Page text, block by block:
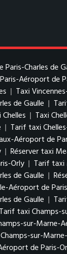
Charles de
Aéroport de
| Taxi
de Gaulle |
| Taxi
| Tarif taxi
Aéroport de
| Réserver taxi
Orly | Tarif taxi
de Gaulle |
Aéroport de
de Gaulle |
Tarif taxi Champs-
sur-Marne-
sur-
de Paris-